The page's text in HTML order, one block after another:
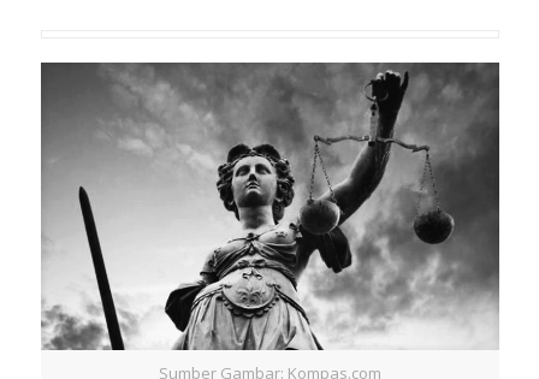
Sumber Gambar: Kompas.com